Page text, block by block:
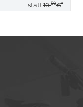
statt 10,50€*